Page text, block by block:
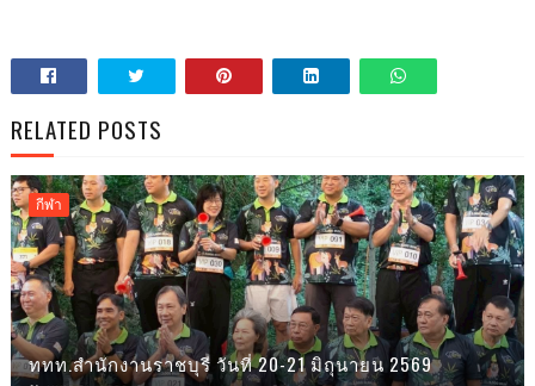
RELATED POSTS
กีฬา
ททท.สำนักงานราชบุรี วันที่ 20-21 มิถุนายน 2569